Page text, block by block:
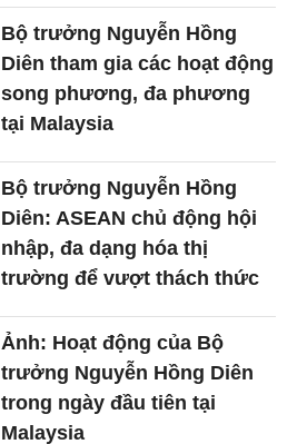
Bộ trưởng Nguyễn Hồng
Diên tham gia các hoạt động
song phương, đa phương
tại Malaysia
Bộ trưởng Nguyễn Hồng
Diên: ASEAN chủ động hội
nhập, đa dạng hóa thị
trường để vượt thách thức
Ảnh: Hoạt động của Bộ
trưởng Nguyễn Hồng Diên
trong ngày đầu tiên tại
Malaysia